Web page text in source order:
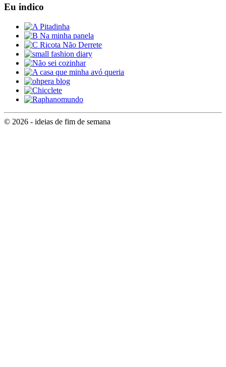
Eu indico
© 2026 - ideias de fim de semana